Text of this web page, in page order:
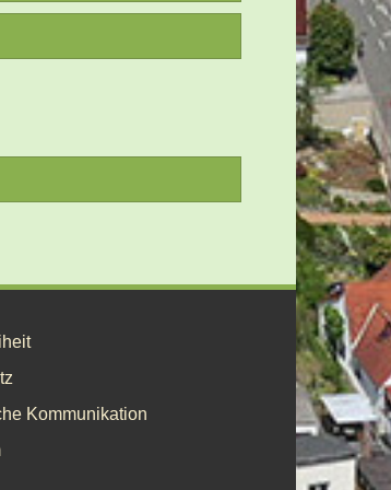
E-Mail senden.
einzuberufen,
Möglichkeit im
veröffentlicht.
Kommunikation